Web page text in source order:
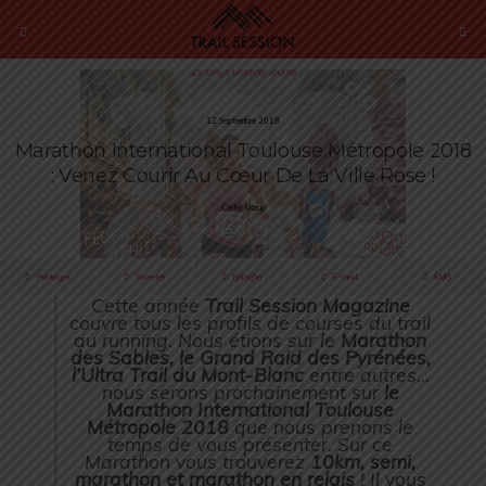
12 Septembre 2018
Marathon International Toulouse Métropole 2018
: Venez Courir Au Cœur De La Ville Rose !
Cédric Masip
Partager Tweeter Épingler E-mail SMS
Cette année Trail Session Magazine
couvre tous les profils de courses du trail
au running. Nous étions sur le Marathon
des Sables, le Grand Raid des Pyrénées,
l’Ultra Trail du Mont-Blancentre autres…
nous serons prochainement sur le
Marathon International Toulouse
Métropole 2018 que nous prenons le
temps de vous présenter. Sur ce
Marathon vous trouverez 10km, semi,
marathon et marathon en relais! Il vous